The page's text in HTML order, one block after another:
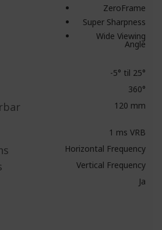
ZeroFrame
Super Sharpness
Wide Viewing
Angle
-5° til 25°
360°
120 mm
1 ms VRB
Horizontal Frequency
Vertical Frequency
Ja